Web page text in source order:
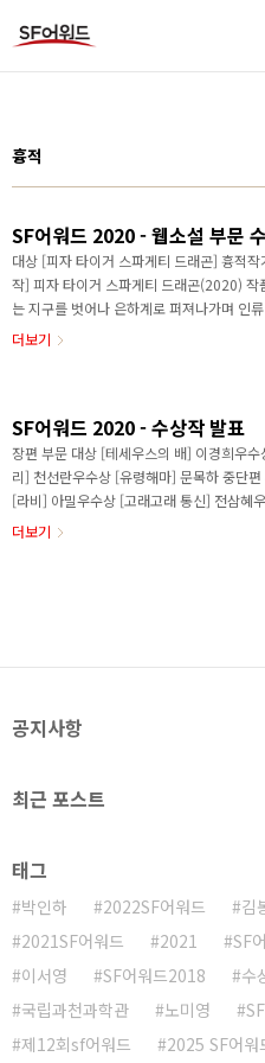
흉적
대상 [피자 타이거 스파게티 드래곤] 흉적
작] 피자 타이거 스파게티 드래곤(2020) 작
는 지구를 벗어나 은하계로 퍼져나가며 인
성했다. 주인공 빈우는 자신을 클론으로 알고
자신의 정체가 인간, 그것도 인류 연방군의
임을 알게 된다. 그리고 이 일에서부터 시작
의 미래가 걸린 대사건의 소용돌이 속으로
게 되는데. 우수상 [거대 인공지능 키우기]
소개[대표작] 괴수세계의 용병(2020)/ 거대
키우기(2020)/ 내 아이들이 우주에 들끓는
더보기
SF어워드 2020 - 수상작 발표
장편 부문 대상 [테세우스의 배] 이경희우
리] 천선란우수상 [유령해마] 문목하 중단
[라비] 아밀우수상 [고래고래 통신] 전삼혜
선] 이서영우수상 [잃어버린 삼각김밥을 찾
김환채)우수상 [나홀로 그대] 이상엽우수상
더보기
공지사항
최근 포스트
태그
박인하 2022SF어워드 김
2021SF어워드
2021 SF
이서영
SF어워드2018 수
국립과천과학관
노미영
제12회sf어워드
2025 SF어워